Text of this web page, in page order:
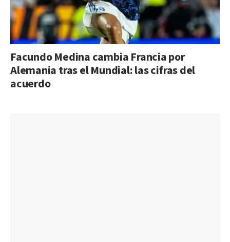
Facundo Medina cambia Francia por
Alemania tras el Mundial: las cifras del
acuerdo